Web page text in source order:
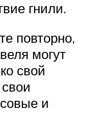
гнили.
повторно,
могут
свой
и